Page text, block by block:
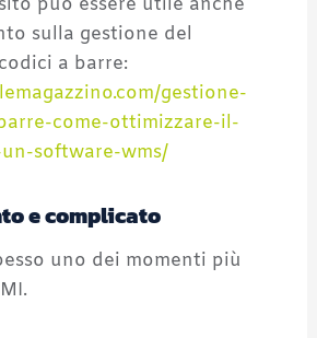
può essere utile anche
sulla gestione del
a barre:
gestione-
come-ottimizzare-il-
software-wms/
e complicato
uno dei momenti più